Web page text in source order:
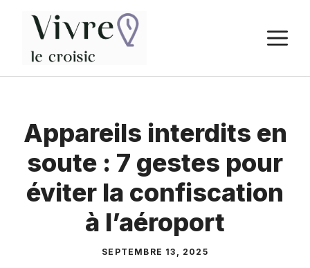
contenu
Appareils interdits en
soute : 7 gestes pour
éviter la confiscation
à l’aéroport
SEPTEMBRE 13, 2025